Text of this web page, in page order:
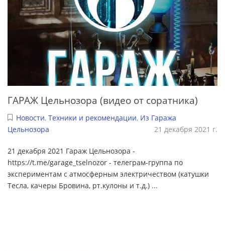
ГАРАЖ Цельнозора (видео от соратника)
Новости, Техники и рекомендации, Из Гаража
Цельнозора
21 декабря 2021 г.
21 декабря 2021 Гараж Цельнозора -
https://t.me/garage_tselnozor - телеграм-группа по
экспериментам с атмосферным электричеством (катушки
Тесла, качеры Бровина, рт.кулоны и т.д.) ...